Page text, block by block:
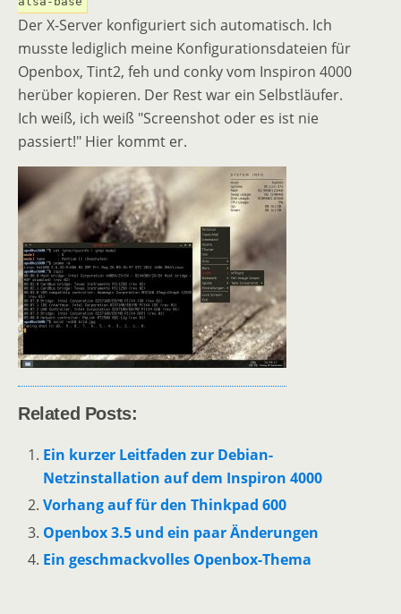
Der X-Server konfiguriert sich automatisch. Ich
musste lediglich meine Konfigurationsdateien für
Openbox, Tint2, feh und conky vom Inspiron 4000
herüber kopieren. Der Rest war ein Selbstläufer.
Ich weiß, ich weiß "Screenshot oder es ist nie
passiert!" Hier kommt er.
Related Posts:
Ein kurzer Leitfaden zur Debian-
Netzinstallation auf dem Inspiron 4000
Vorhang auf für den Thinkpad 600
Openbox 3.5 und ein paar Änderungen
Ein geschmackvolles Openbox-Thema